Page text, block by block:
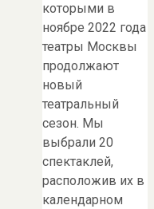
которыми в
ноябре 2022 года
театры Москвы
продолжают
новый
театральный
сезон. Мы
выбрали 20
спектаклей,
расположив их в
календарном